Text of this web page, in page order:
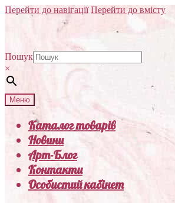
Перейти до навігації Перейти до вмісту
Пошук
×
Меню
Каталог товарів
Новини
Арт-Блог
Контакти
Особистий кабінет